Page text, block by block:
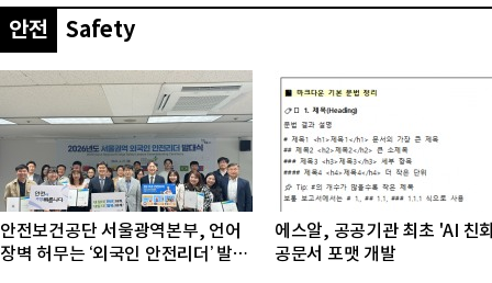
안전 Safety
안전보건공단 서울광역본부, 언어
장벽 허무는 ‘외국인 안전리더’ 발대
에스알, 공공기관 최초 'AI 친
공문서 포맷 개발